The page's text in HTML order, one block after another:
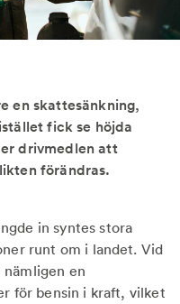
en skattesänkning,
fick se höjda
drivmedlen att
förändras.
in syntes stora
runt om i landet. Vid
en
för bensin i kraft, vilket